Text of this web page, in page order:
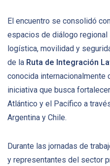
El encuentro se consolidó
espacios de diálogo
logística, movilidad y
de la Ruta de Integración
conocida internacionalmente
iniciativa que busca
Atlántico y el Pacífico a
Argentina y Chile.
Durante las jornadas de
y representantes del sector